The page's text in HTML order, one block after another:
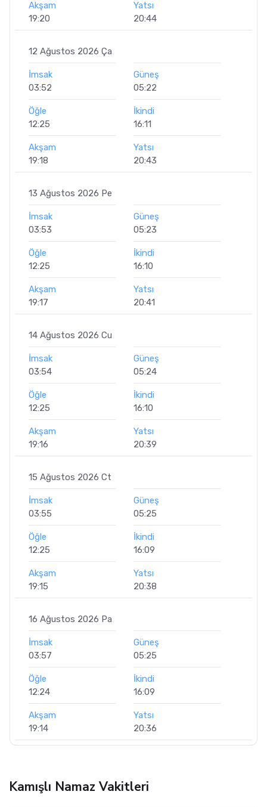
Akşam
19:20
Yatsı
20:44
12 Ağustos 2026 Ça
İmsak
03:52
Güneş
05:22
Öğle
12:25
İkindi
16:11
Akşam
19:18
Yatsı
20:43
13 Ağustos 2026 Pe
İmsak
03:53
Güneş
05:23
Öğle
12:25
İkindi
16:10
Akşam
19:17
Yatsı
20:41
14 Ağustos 2026 Cu
İmsak
03:54
Güneş
05:24
Öğle
12:25
İkindi
16:10
Akşam
19:16
Yatsı
20:39
15 Ağustos 2026 Ct
İmsak
03:55
Güneş
05:25
Öğle
12:25
İkindi
16:09
Akşam
19:15
Yatsı
20:38
16 Ağustos 2026 Pa
İmsak
03:57
Güneş
05:25
Öğle
12:24
İkindi
16:09
Akşam
19:14
Yatsı
20:36
Kamışlı Namaz Vakitleri